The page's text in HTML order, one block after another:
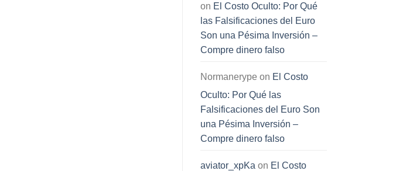
on El Costo Oculto: Por Qué
las Falsificaciones del Euro
Son una Pésima Inversión –
Compre dinero falso
Normanerype on El Costo
Oculto: Por Qué las
Falsificaciones del Euro Son
una Pésima Inversión –
Compre dinero falso
aviator_xpKa on El Costo